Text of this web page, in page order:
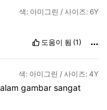
색: 아미그린 / 사이즈: 6Y
도움이 됨 (1)
색: 아미그린 / 사이즈: 4Y
gambar sangat